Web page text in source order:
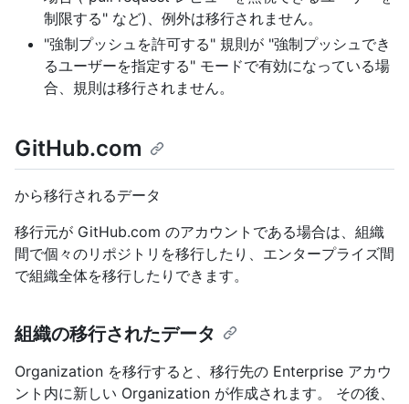
制限する" など)、例外は移行されません。
"強制プッシュを許可する" 規則が "強制プッシュでき
るユーザーを指定する" モードで有効になっている場
合、規則は移行されません。
GitHub.com
から移行されるデータ
移行元が GitHub.com のアカウントである場合は、組織
間で個々のリポジトリを移行したり、エンタープライズ間
で組織全体を移行したりできます。
組織の移行されたデータ
Organization を移行すると、移行先の Enterprise アカウ
ント内に新しい Organization が作成されます。 その後、